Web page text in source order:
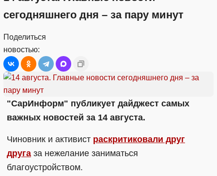
сегодняшнего дня – за пару минут
Поделиться
новостью:
"СарИнформ" публикует дайджест самых
важных новостей за 14 августа.
Чиновник и активист раскритиковали друг
друга за нежелание заниматься
благоустройством.